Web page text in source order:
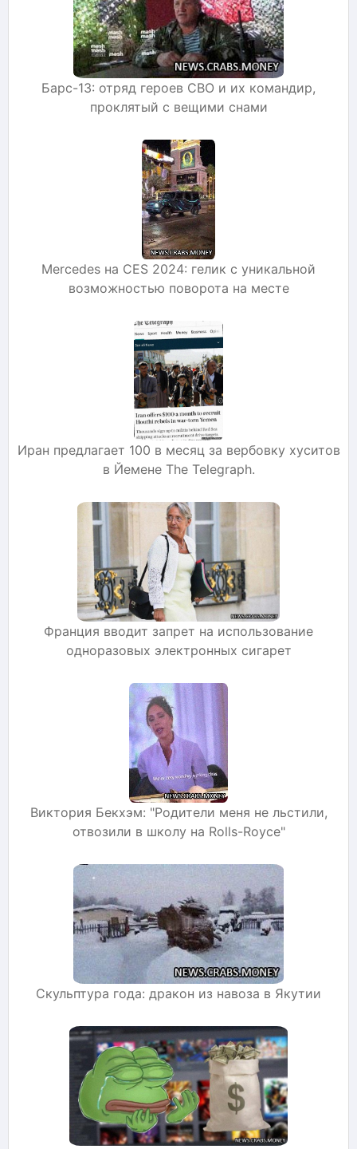
Барс-13: отряд героев СВО и их командир,
проклятый с вещими снами
Mercedes на CES 2024: гелик с уникальной
возможностью поворота на месте
Иран предлагает 100 в месяц за вербовку хуситов
в Йемене The Telegraph.
Франция вводит запрет на использование
одноразовых электронных сигарет
Виктория Бекхэм: "Родители меня не льстили,
отвозили в школу на Rolls-Royce"
Скульптура года: дракон из навоза в Якутии